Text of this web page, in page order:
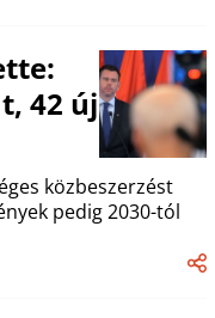
42 új
közbeszerzést
pedig 2030-tól